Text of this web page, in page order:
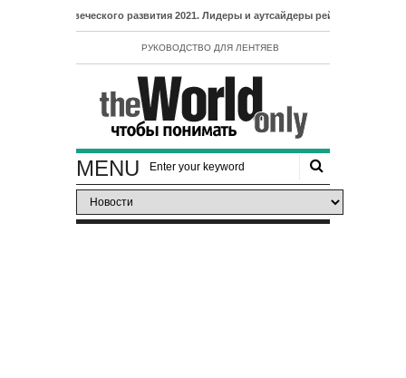
развития 2021. Лидеры и аутсайдеры рейтинга ИЧР
РУКОВОДСТВО ДЛЯ ЛЕНТЯЕВ
MENU